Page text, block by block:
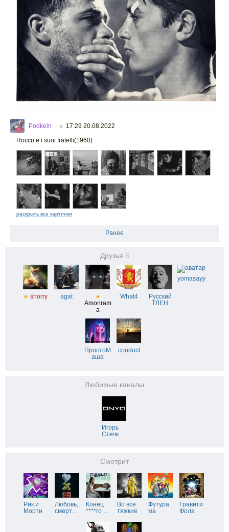
Podkein ○ 17:29 20.08.2022
Rocco e i suoi fratelli(1960)
раскрыть все картинки
Ранее
Друзья 8
★ shorry agat
★
Amonram
a
What4
Русский
ТЛЕН
yomasayy
ПростоМ
аша
conduct
Любимые каналы
Игорь
Стечк…
Смотрит
Рик и
Морти
Любовь,
смерт…
Конец
****го …
Во все
тяжкие
Футура
ма
Гравити
Фолз